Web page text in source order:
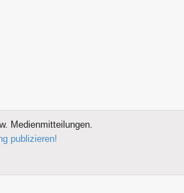
Medienmitteilungen.
publizieren!